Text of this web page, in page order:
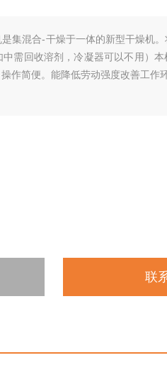
集混合-干燥于一体的新型干燥机
需回收溶剂，冷凝器可以不用）
作简便。能降低劳动强度改善工作环
联